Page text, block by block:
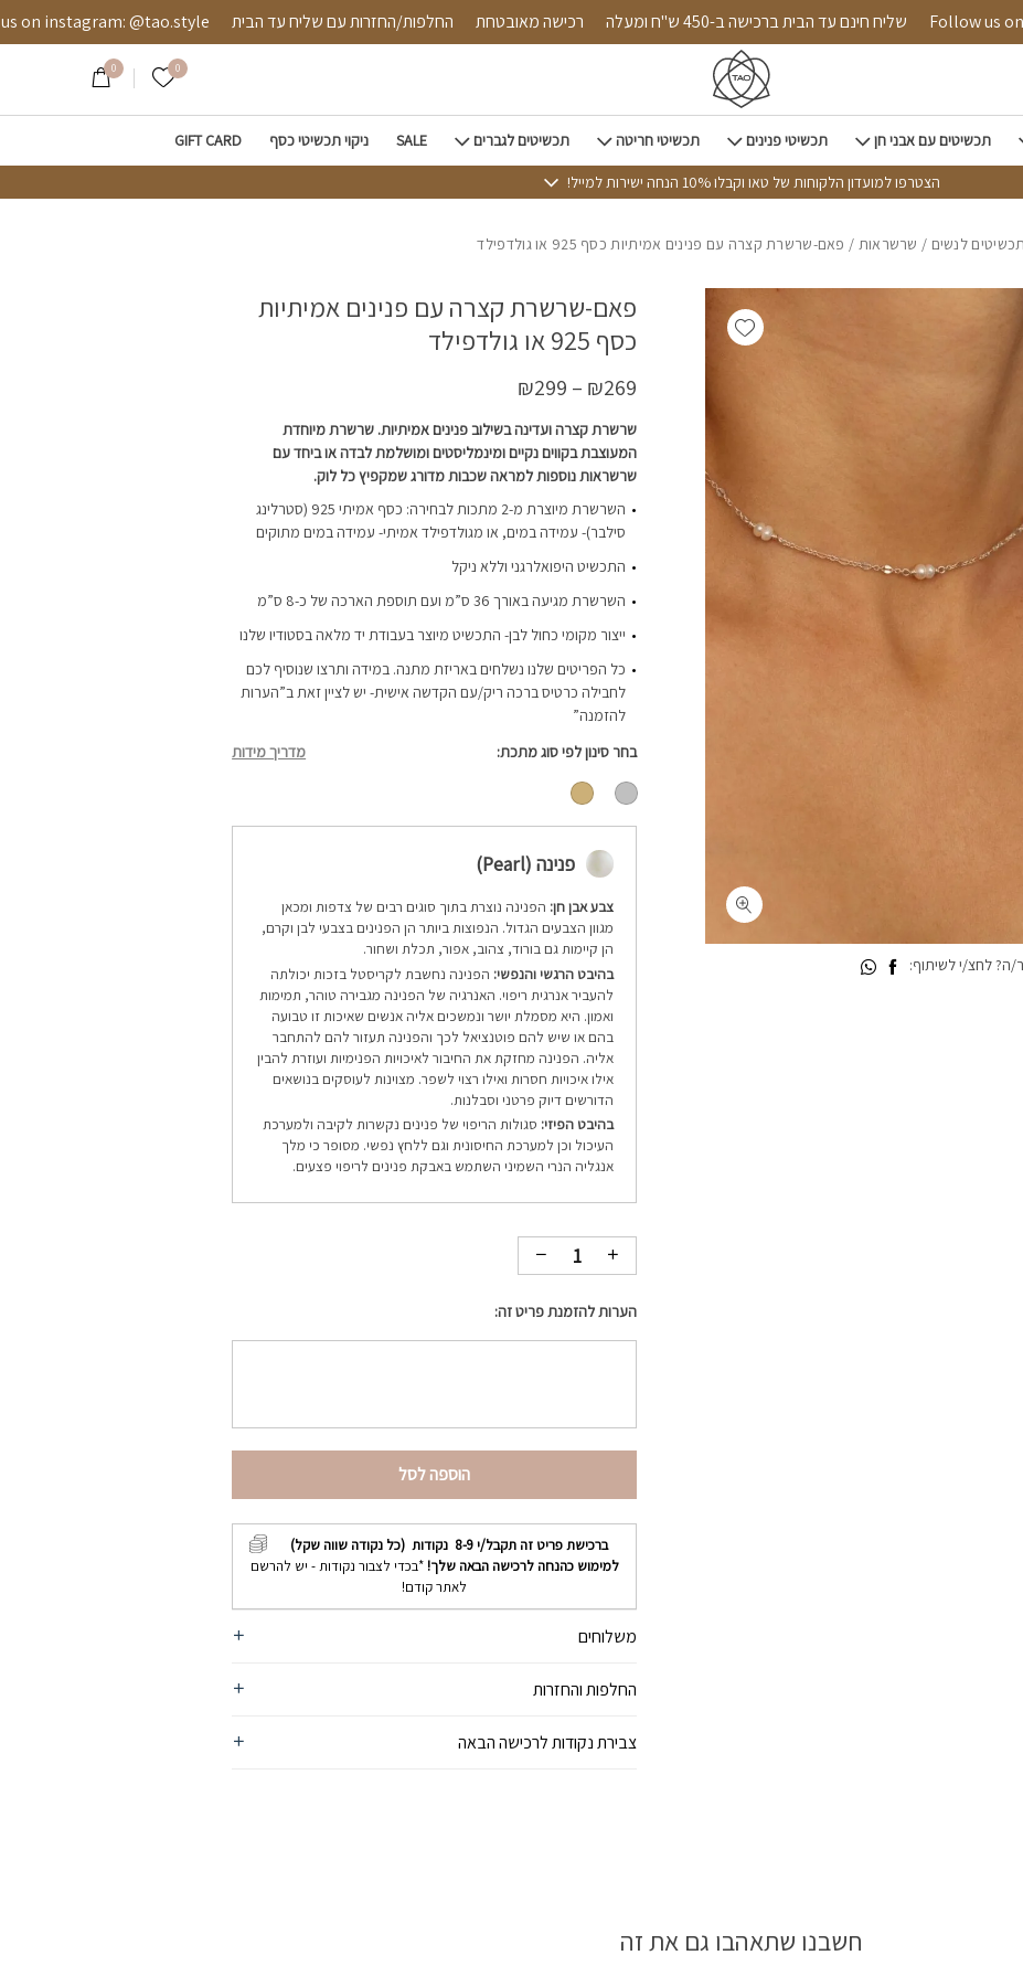
Follow us on שליח חינם עד הבית ברכישה ב-450 ש"ח ומעלה רכישה מאובטחת החלפות/החזרות עם שליח עד הבית @tao.style
0 הרשימה שלי
0
תכשיטים עם אבני חן תכשיטי פנינים תכשיטי חריטה תכשיטים לגברים SALE ניקוי תכשיטי כסף GIFT CARD
הצטרפו למועדון הלקוחות של טאו וקבלו 10% הנחה ישירות למייל!
תכשיטים לנשים / שרשראות / פאם-שרשרת קצרה עם פנינים אמיתיות כסף 925 או גולדפילד
פאם-שרשרת קצרה עם פנינים אמיתיות
כסף 925 או גולדפילד
₪269
–
₪299
שרשרת קצרה ועדינה בשילוב פנינים אמיתיות. שרשרת מיוחדת
המעוצבת בקווים נקיים ומינמליסטים ומושלמת לבדה או ביחד עם
שרשראות נוספות למראה שכבות מדורג שמקפיץ כל לוק.
השרשרת מיוצרת מ-2 מתכות לבחירה: כסף אמיתי 925 (סטרלינג
סילבר)- עמידה במים, או מגולדפילד אמיתי- עמידה במים מתוקים
התכשיט היפואלרגני וללא ניקל
השרשרת מגיעה באורך 36 ס”מ ועם תוספת הארכה של כ-8 ס”מ
ייצור מקומי כחול לבן- התכשיט מיוצר בעבודת יד מלאה בסטודיו שלנו
כל הפריטים שלנו נשלחים באריזת מתנה. במידה ותרצו שנוסיף לכם
לחבילה כרטיס ברכה ריק/עם הקדשה אישית- יש לציין זאת ב”הערות
להזמנה”
בחר סינון לפי סוג מתכת
מדריך מידות
פנינה (Pearl)
צבע אבן חן: הפנינה נוצרת בתוך סוגים רבים של צדפות ומכאן
מגוון הצבעים הגדול. הנפוצות ביותר הן הפנינים בצבעי לבן וקרם,
הן קיימות גם בורוד, צהוב, אפור, תכלת ושחור.
בהיבט הרגשי והנפשי: הפנינה נחשבת לקריסטל בזכות יכולתה
להעביר אנרגית ריפוי. האנרגיה של הפנינה מגבירה טוהר, תמימות
ואמון. היא מסמלת יושר ונמשכים אליה אנשים שאיכות זו טבועה
בהם או שיש להם פוטנציאל לכך והפנינה תעזור להם להתחבר
אליה. הפנינה מחזקת את החיבור לאיכויות הפנימיות ועוזרת להבין
אילו איכויות חסרות ואילו רצוי לשפר. מצוינות לעוסקים בנושאים
הדורשים דיוק פרטני וסבלנות.
בהיבט הפיזי: סגולות הריפוי של פנינים נקשרות לקיבה ולמערכת
העיכול וכן למערכת החיסונית וגם ללחץ נפשי. מסופר כי מלך
אנגליה הנרי השמיני השתמש באבקת פנינים לריפוי פצעים.
הערות להזמנת פריט זה:
הוספה לסל
ברכישת פריט זה תקבל/י8-9 נקודות (כל נקודה שווה שקל)
למימוש כהנחה לרכישה הבאה שלך! *בכדי לצבור נקודות - יש להרשם
לאתר קודם!
משלוחים
החלפות והחזרות
צבירת נקודות לרכישה הבאה
Add wishlist
לחצ/י לשיתוף:
חשבנו שתאהבו גם את זה